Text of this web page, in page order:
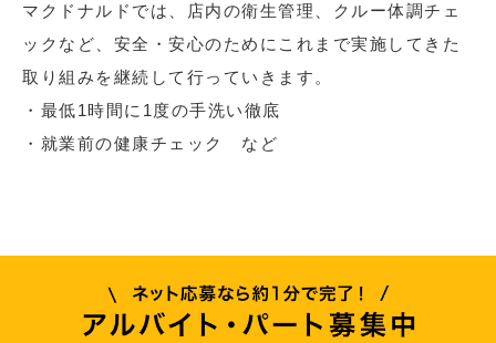
マクドナルドでは、店内の衛生管理、クルー体調チェ
ックなど、安全・安心のためにこれまで実施してきた
取り組みを継続して行っていきます。
・最低1時間に1度の手洗い徹底
・就業前の健康チェック など